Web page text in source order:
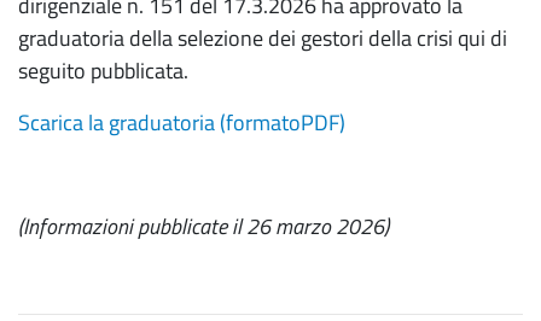
graduatoria della selezione dei gestori della crisi qui di
seguito pubblicata.
Scarica la graduatoria (formatoPDF)
(Informazioni pubblicate il 26 marzo 2026)